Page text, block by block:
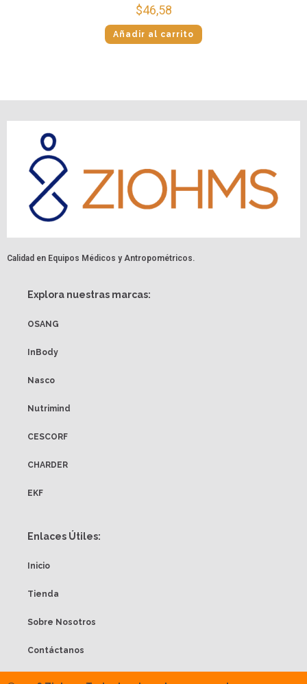
$46,58
Añadir al carrito
Calidad en Equipos Médicos y Antropométricos.
Explora nuestras marcas:
OSANG
InBody
Nasco
Nutrimind
CESCORF
CHARDER
EKF
Enlaces Útiles:
Inicio
Tienda
Sobre Nosotros
Contáctanos